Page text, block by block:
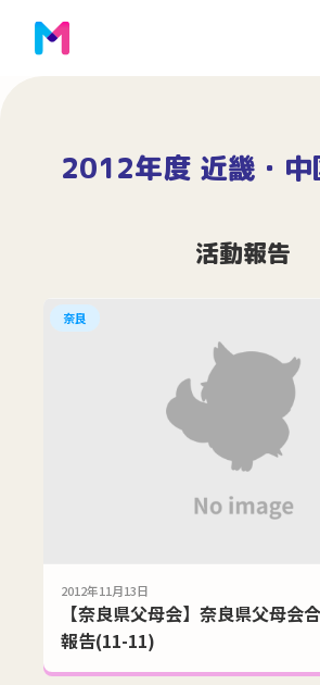
2012年度 近畿・中
活動報告
奈良
2012年11月13日
【奈良県父母会】奈良県父母会
報告(11-11)